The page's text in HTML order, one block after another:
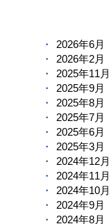
2026年6月
2026年2月
2025年11月
2025年9月
2025年8月
2025年7月
2025年6月
2025年3月
2024年12月
2024年11月
2024年10月
2024年9月
2024年8月